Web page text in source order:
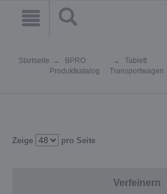
Startseite
BPRO
Produktkatalog
Tablett
Transportwagen
Zeige pro Seite
Verfeinern